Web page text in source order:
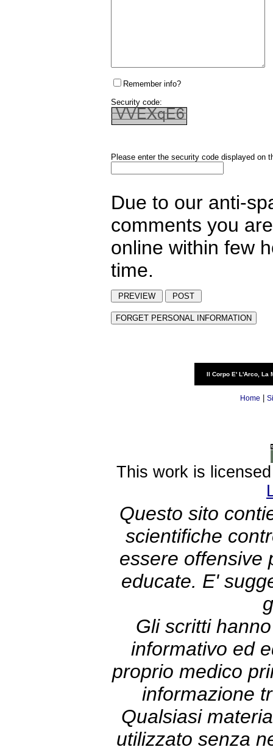
Remember info?
Security code:
Please enter the security code displayed on
Due to our anti-
comments you
online within few
time.
Il Corpo E' L'Arco, La
Home
This work is
Questo sito
scientifiche
essere offensive
educate. E'
Gli scritti
informativo ed
proprio medico
informazione
Qualsiasi
utilizzato senza